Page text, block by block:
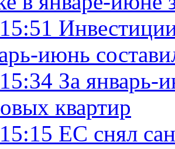
июнь
За январь-
квартир
ЕС снял